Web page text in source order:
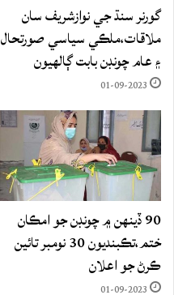
گورنر سنڌ جي نوازشريف سان
ملاقات،ملڪي سياسي صورتحال
۽ عام چونڊن بابت ڳالهيون
01-09-2023
90 ڏينهن ۾ چونڊن جو امڪان
ختم،تڪبنديون 30 نومبر تائين
ڪرڻ جو اعلان
01-09-2023